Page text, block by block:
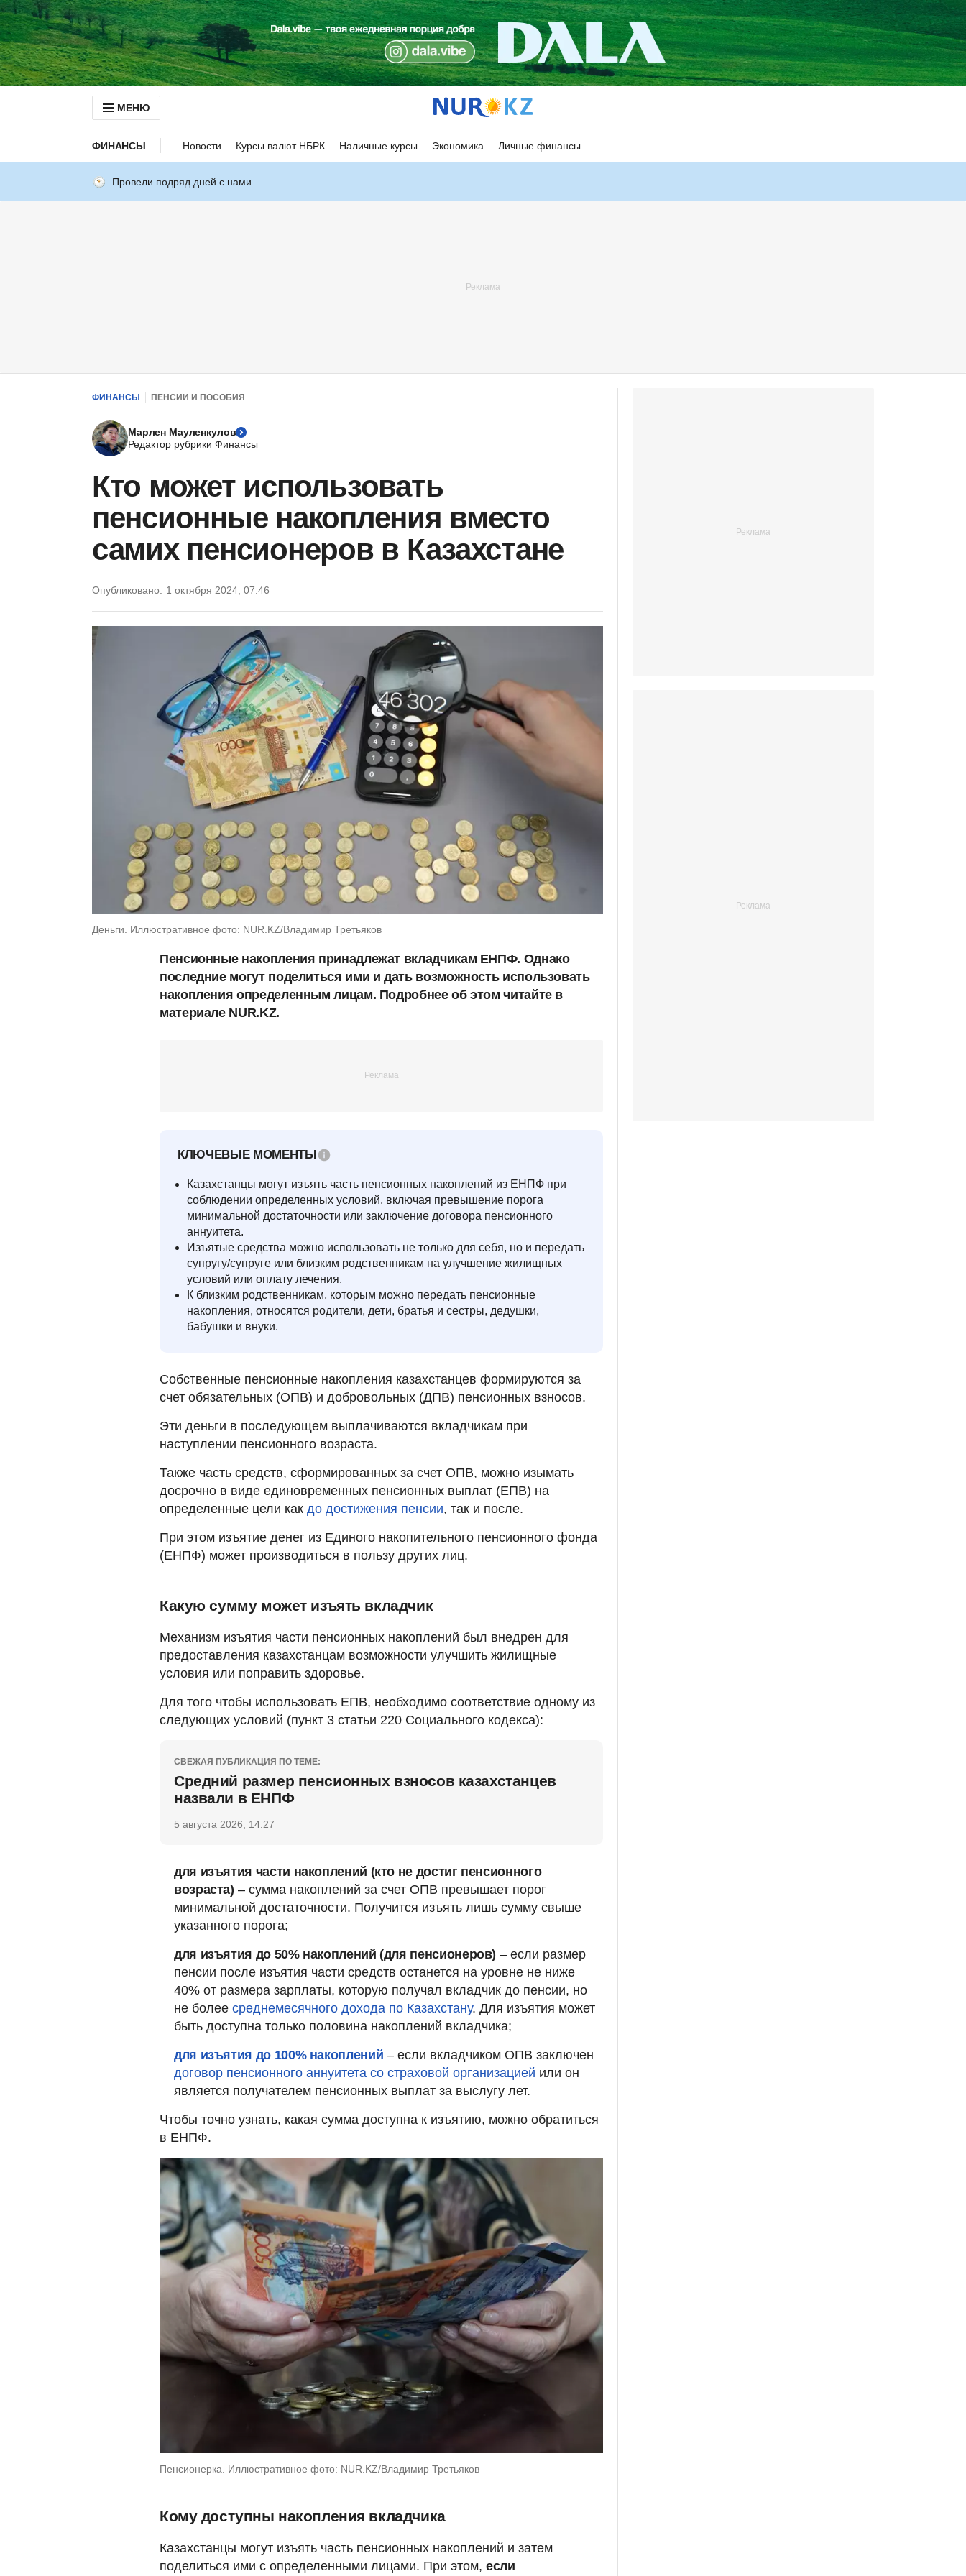
МЕНЮ
ФИНАНСЫ Новости Курсы валют НБРК Наличные курсы Экономика Личные финансы
Провели подряд дней с нами
ФИНАНСЫ ПЕНСИИ И ПОСОБИЯ
Марлен Мауленкулов
Редактор рубрики Финансы
Кто может использовать
пенсионные накопления вместо
самих пенсионеров в Казахстане
Опубликовано: 1 октября 2024, 07:46
Деньги. Иллюстративное фото: NUR.KZ/Владимир Третьяков
Пенсионные накопления принадлежат вкладчикам ЕНПФ. Однако
последние могут поделиться ими и дать возможность использовать
накопления определенным лицам. Подробнее об этом читайте в
материале NUR.KZ.
КЛЮЧЕВЫЕ МОМЕНТЫ
Казахстанцы могут изъять часть пенсионных накоплений из ЕНПФ при
соблюдении определенных условий, включая превышение порога
минимальной достаточности или заключение договора пенсионного
аннуитета.
Изъятые средства можно использовать не только для себя, но и передать
супругу/супруге или близким родственникам на улучшение жилищных
условий или оплату лечения.
К близким родственникам, которым можно передать пенсионные
накопления, относятся родители, дети, братья и сестры, дедушки,
бабушки и внуки.
Собственные пенсионные накопления казахстанцев формируются за
счет обязательных (ОПВ) и добровольных (ДПВ) пенсионных взносов.
Эти деньги в последующем выплачиваются вкладчикам при
наступлении пенсионного возраста.
Также часть средств, сформированных за счет ОПВ, можно изымать
досрочно в виде единовременных пенсионных выплат (ЕПВ) на
определенные цели как до достижения пенсии, так и после.
При этом изъятие денег из Единого накопительного пенсионного фонда
(ЕНПФ) может производиться в пользу других лиц.
Какую сумму может изъять вкладчик
Механизм изъятия части пенсионных накоплений был внедрен для
предоставления казахстанцам возможности улучшить жилищные
условия или поправить здоровье.
Для того чтобы использовать ЕПВ, необходимо соответствие одному из
следующих условий (пункт 3 статьи 220 Социального кодекса):
СВЕЖАЯ ПУБЛИКАЦИЯ ПО ТЕМЕ:
Средний размер пенсионных взносов казахстанцев
назвали в ЕНПФ
5 августа 2026, 14:27
для изъятия части накоплений (кто не достиг пенсионного
возраста) – сумма накоплений за счет ОПВ превышает порог
минимальной достаточности. Получится изъять лишь сумму свыше
указанного порога;
для изъятия до 50% накоплений (для пенсионеров) – если размер
пенсии после изъятия части средств останется на уровне не ниже
40% от размера зарплаты, которую получал вкладчик до пенсии, но
не более среднемесячного дохода по Казахстану. Для изъятия может
быть доступна только половина накоплений вкладчика;
для изъятия до 100% накоплений – если вкладчиком ОПВ заключен
договор пенсионного аннуитета со страховой организацией или он
является получателем пенсионных выплат за выслугу лет.
Чтобы точно узнать, какая сумма доступна к изъятию, можно обратиться
в ЕНПФ.
Пенсионерка. Иллюстративное фото: NUR.KZ/Владимир Третьяков
Кому доступны накопления вкладчика
Казахстанцы могут изъять часть пенсионных накоплений и затем
поделиться ими с определенными лицами. При этом, если